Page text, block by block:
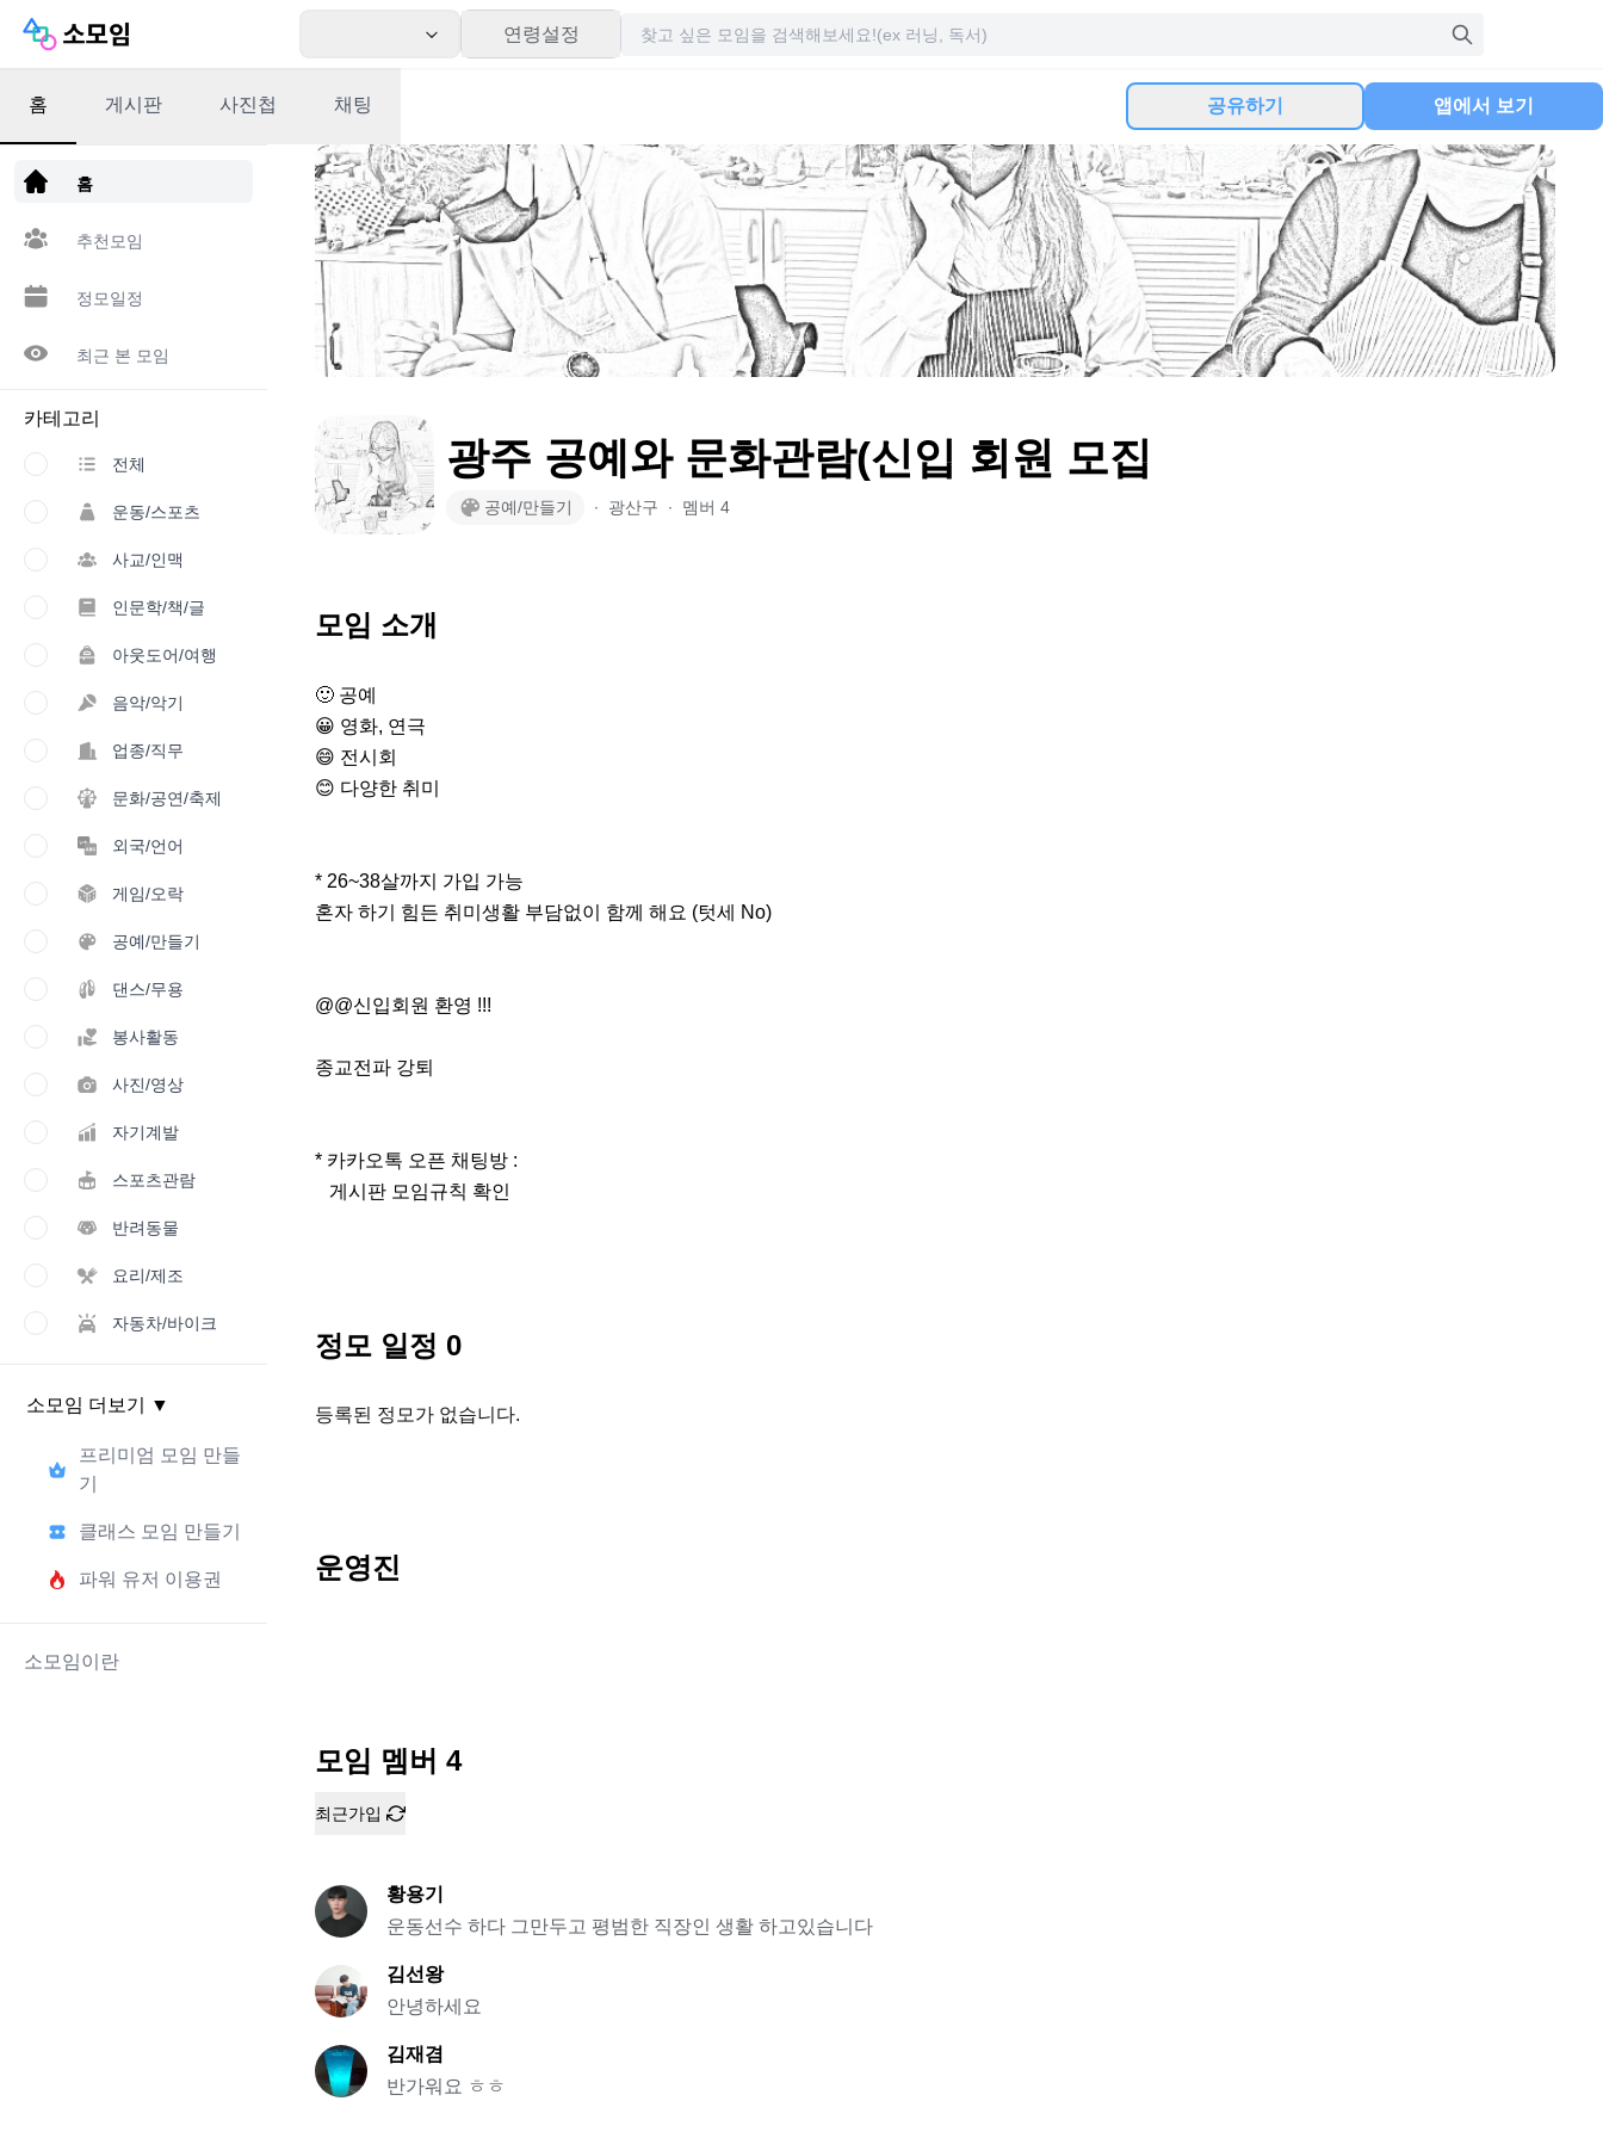
연령설정
앱 다운로드
홈
추천모임
정모일정
최근 본 모임
카테고리
전체
운동/스포츠
사교/인맥
인문학/책/글
아웃도어/여행
음악/악기
업종/직무
문화/공연/축제
외국/언어
게임/오락
공예/만들기
댄스/무용
봉사활동
사진/영상
자기계발
스포츠관람
반려동물
요리/제조
자동차/바이크
소모임 더보기 ▼
프리미엄 모임 만들
기
클래스 모임 만들기
파워 유저 이용권
소모임이란
홈 게시판 사진첩 채팅 공유하기 앱에서 보기
광주 공예와 문화관람(신입 회원 모집
공예/만들기 ∙ 광산구 ∙ 멤버 4
모임 소개
🙂 공예
😀 영화, 연극
😄 전시회
😊 다양한 취미
* 26~38살까지 가입 가능
혼자 하기 힘든 취미생활 부담없이 함께 해요 (텃세 No)
@@신입회원 환영 !!!
종교전파 강퇴
* 카카오톡 오픈 채팅방 :
   게시판 모임규칙 확인
정모 일정 0
등록된 정모가 없습니다.
운영진
모임 멤버 4
최근가입
황용기
운동선수 하다 그만두고 평범한 직장인 생활 하고있습니다
김선왕
안녕하세요
김재겸
반가워요 ㅎㅎ